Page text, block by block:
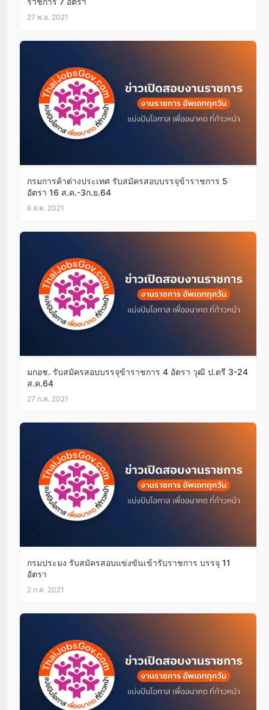
27 พ.ย. 2021
กรมการค้าต่างประเทศ รับสมัครสอบบรรจุข้าราชการ 5
อัตรา 16 ส.ค.-3ก.ย.64
6 ส.ค. 2021
มกอช. รับสมัครสอบบรรจุข้าราชการ 4 อัตรา วุฒิ ป.ตรี 3-24
ส.ค.64
27 ก.ค. 2021
กรมประมง รับสมัครสอบแข่งขันเข้ารับราชการ บรรจุ 11
อัตรา
2 ก.ค. 2021